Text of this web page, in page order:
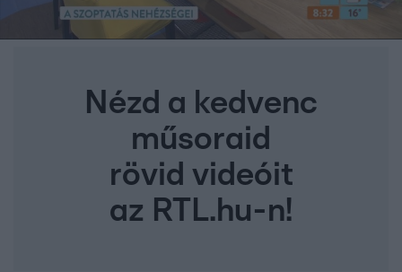
Nézd a kedvenc
műsoraid
rövid videóit
az RTL.hu-n!